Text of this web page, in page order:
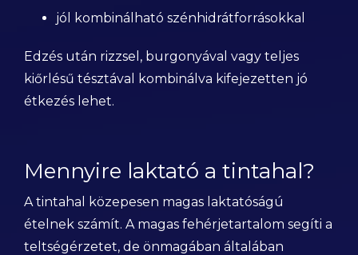
jól kombinálható szénhidrátforrásokkal
Edzés után rizzsel, burgonyával vagy teljes
kiőrlésű tésztával kombinálva kifejezetten jó
étkezés lehet.
Mennyire laktató a tintahal?
A tintahal közepesen magas laktatóságú
ételnek számít. A magas fehérjetartalom segíti a
teltségérzetet, de önmagában általában